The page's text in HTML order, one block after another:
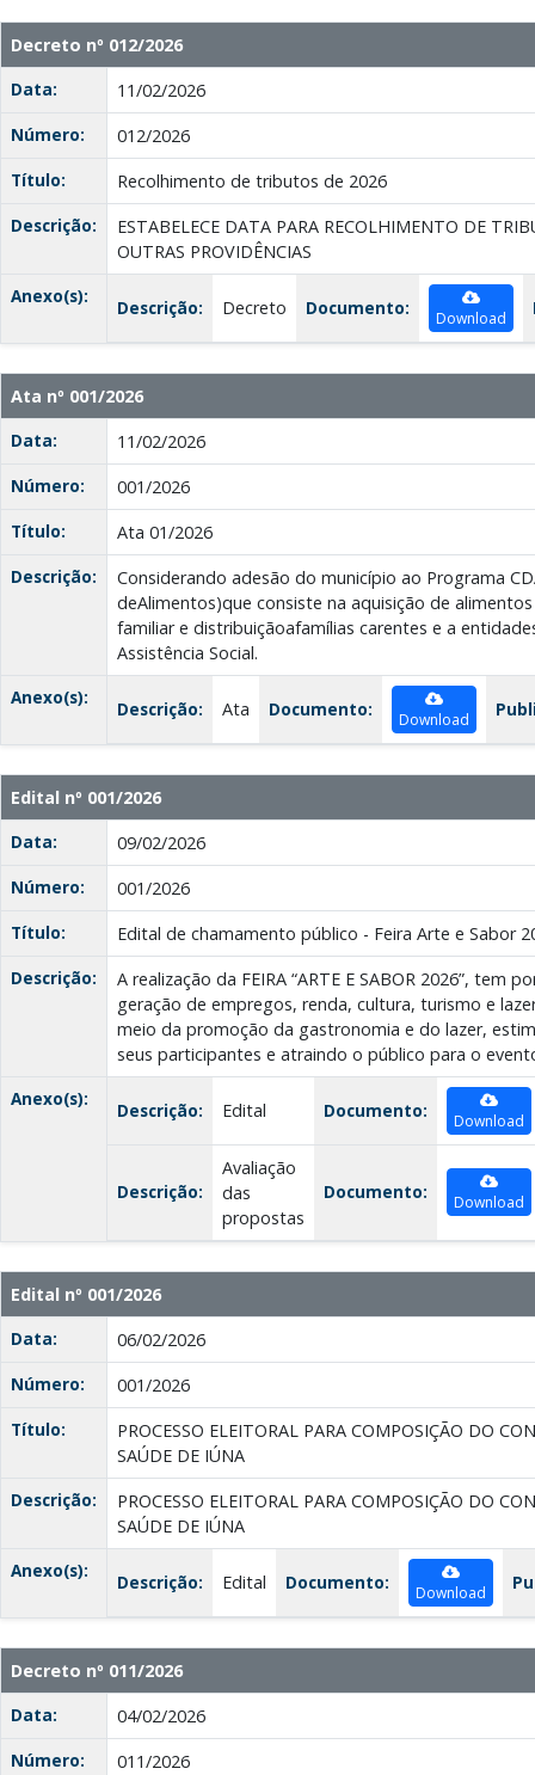
Decreto nº 012/2026
Data:
11/02/2026
Número:
012/2026
Título:
Recolhimento de tributos de 2026
Descrição:
ESTABELECE DATA PARA RECOLHIMENTO DE
OUTRAS PROVIDÊNCIAS
Anexo(s):
Descrição: Decreto Documento: Download
Ata nº 001/2026
Data:
11/02/2026
Número:
001/2026
Título:
Ata 01/2026
Descrição:
Considerando adesão do município ao Programa
deAlimentos)que consiste na aquisição de
familiar e distribuiçãoafamílias carentes e a
Assistência Social.
Anexo(s):
Descrição: Ata Documento: Download
Edital nº 001/2026
Data:
09/02/2026
Número:
001/2026
Título:
Edital de chamamento público - Feira Arte e Sabor
Descrição:
A realização da FEIRA “ARTE E SABOR 2026”, tem
geração de empregos, renda, cultura, turismo e
meio da promoção da gastronomia e do lazer,
seus participantes e atraindo o público para o
Anexo(s):
Descrição: Edital Documento: Download
Descrição:
Avaliação
das
propostas
Documento: Download
Edital nº 001/2026
Data:
06/02/2026
Número:
001/2026
Título:
PROCESSO ELEITORAL PARA COMPOSIÇÃO DO
SAÚDE DE IÚNA
Descrição:
PROCESSO ELEITORAL PARA COMPOSIÇÃO DO
SAÚDE DE IÚNA
Anexo(s):
Descrição: Edital Documento: Download
Decreto nº 011/2026
Data:
04/02/2026
Número:
011/2026